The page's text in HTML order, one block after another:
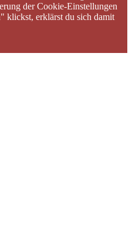
der Cookie-Einstellungen
klickst, erklärst du sich damit